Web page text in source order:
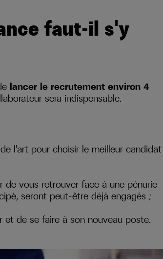
faut-il s'y
lancer le recrutement environ 4
sera indispensable.
l'art pour choisir le meilleur candidat
vous retrouver face à une pénurie
seront peut-être déjà engagés ;
de se faire à son nouveau poste.